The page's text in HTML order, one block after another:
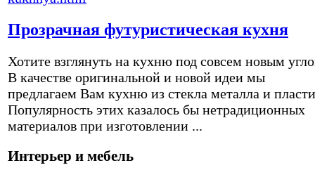
Прозрачная футуристическая кухня
Хотите взглянуть на кухню под совсем новым
В качестве оригинальной и новой идеи мы
предлагаем Вам кухню из стекла металла и
Популярность этих казалось бы нетрадиционных
материалов при изготовлении ...
Интерьер и мебель